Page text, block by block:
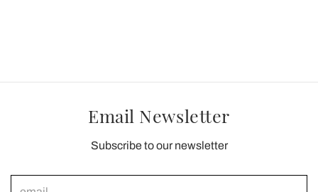
Email Newsletter
Subscribe to our newsletter